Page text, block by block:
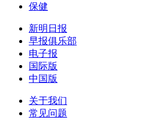
保健
新明日报
早报俱乐部
电子报
国际版
中国版
关于我们
常见问题